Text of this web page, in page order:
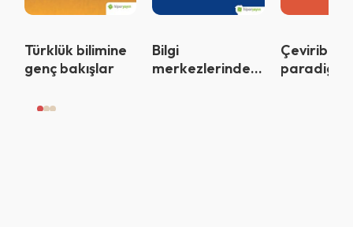
Türklük bilimine
genç bakışlar
Bilgi
merkezlerinde